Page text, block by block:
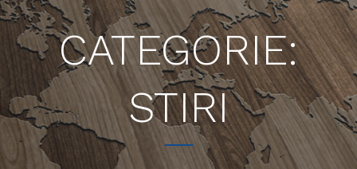
CATEGORIE:
STIRI